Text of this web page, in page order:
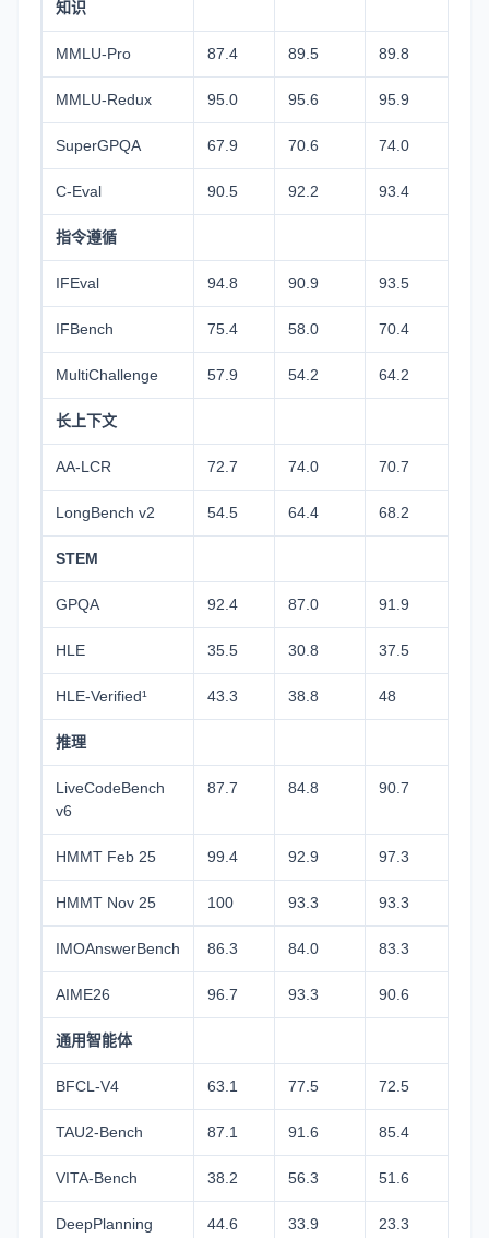
知识
MMLU-Pro 87.4 89.5 89.8
MMLU-Redux 95.0 95.6 95.9
SuperGPQA 67.9 70.6 74.0
C-Eval 90.5 92.2 93.4
指令遵循
IFEval 94.8 90.9 93.5
IFBench 75.4 58.0 70.4
MultiChallenge 57.9 54.2 64.2
长上下文
AA-LCR 72.7 74.0 70.7
LongBench v2 54.5 64.4 68.2
STEM
GPQA 92.4 87.0 91.9
HLE 35.5 30.8 37.5
HLE-Verified¹ 43.3 38.8 48
推理
LiveCodeBench
v6
87.7 84.8 90.7
HMMT Feb 25 99.4 92.9 97.3
HMMT Nov 25 100 93.3 93.3
IMOAnswerBench 86.3 84.0 83.3
AIME26 96.7 93.3 90.6
通用智能体
BFCL-V4 63.1 77.5 72.5
TAU2-Bench 87.1 91.6 85.4
VITA-Bench 38.2 56.3 51.6
DeepPlanning 44.6 33.9 23.3